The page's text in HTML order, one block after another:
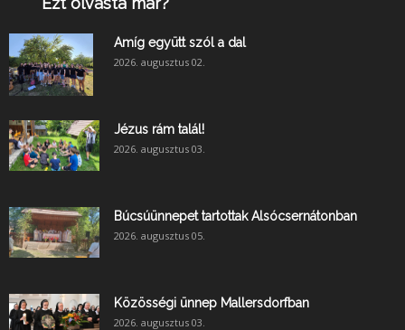
Amíg együtt szól a dal
2026. augusztus 02.
Jézus rám talál!
2026. augusztus 03.
Búcsúünnepet tartottak Alsócsernátonban
2026. augusztus 05.
Közösségi ünnep Mallersdorfban
2026. augusztus 03.